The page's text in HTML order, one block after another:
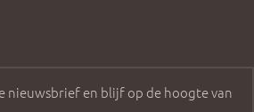
nieuwsbrief en blijf op de hoogte van